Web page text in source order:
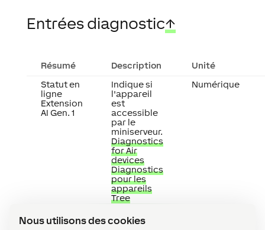
Nous utilisons des cookies
Entrées diagnostic↑
Résumé Description
Unité
Statut en
ligne
Extension
AI Gen. 1
Indique si
l'appareil
est
accessible
par le
miniserveur.
Diagnostics
for Air
devices
Diagnostics
pour les
appareils
Tree
pour les
extensions
Numérique